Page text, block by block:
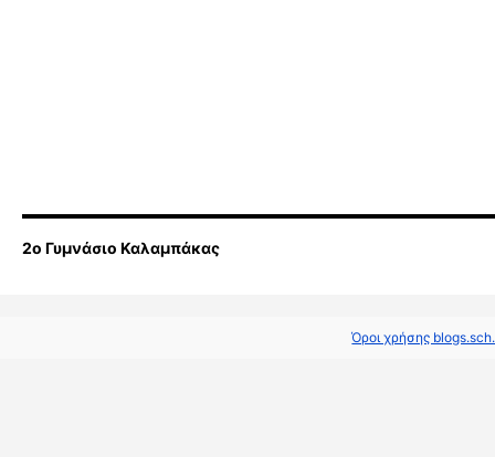
2ο Γυμνάσιο Καλαμπάκας
Όροι χρήσης